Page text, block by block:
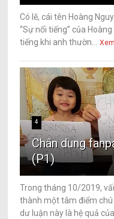
Có lẽ, cái tên Hoàng
“Sự nổi tiếng” của
tiếng khi anh thườn...
4
Chân dung
(P1)
Trong tháng 10/2019,
thành một tâm điểm chú
dư luận này là hệ quả của